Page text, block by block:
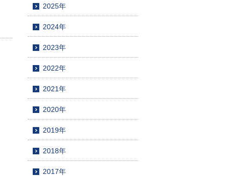
2025年
2024年
2023年
2022年
2021年
2020年
2019年
2018年
2017年